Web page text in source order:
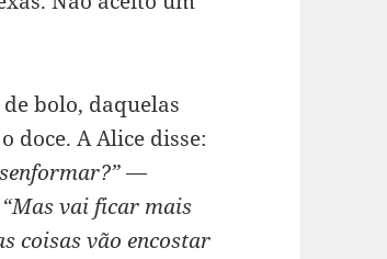
bolo, daquelas
doce. A Alice disse:
—
“Mas vai ficar mais
coisas vão encostar